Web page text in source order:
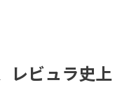
レビュラ史上